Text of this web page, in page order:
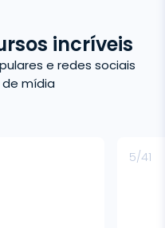
incríveis
e redes sociais
mídia
5/41